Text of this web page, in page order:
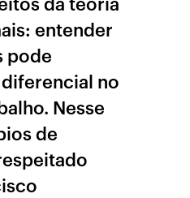
entender
pode
no
Nesse
de